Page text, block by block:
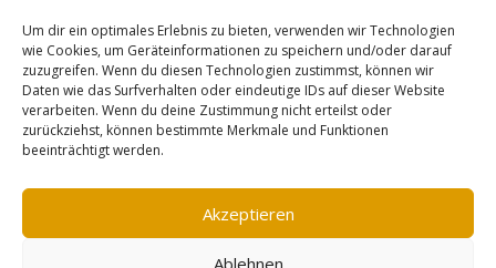
Um dir ein optimales Erlebnis zu bieten, verwenden wir Technologien
wie Cookies, um Geräteinformationen zu speichern und/oder darauf
zuzugreifen. Wenn du diesen Technologien zustimmst, können wir
Daten wie das Surfverhalten oder eindeutige IDs auf dieser Website
verarbeiten. Wenn du deine Zustimmung nicht erteilst oder
zurückziehst, können bestimmte Merkmale und Funktionen
beeinträchtigt werden.
Akzeptieren
Ablehnen
Recent Comments
Es sind keine Kommentare vorhanden.
Impressum AGB
Datenschutzerklärung
Widerrufsbelehrung
Vertrag widerrufen
Cookie-Richtlinie (EU)